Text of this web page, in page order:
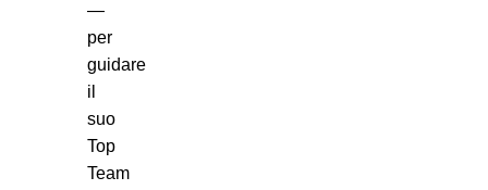
—
per
guidare
il
suo
Top
Team